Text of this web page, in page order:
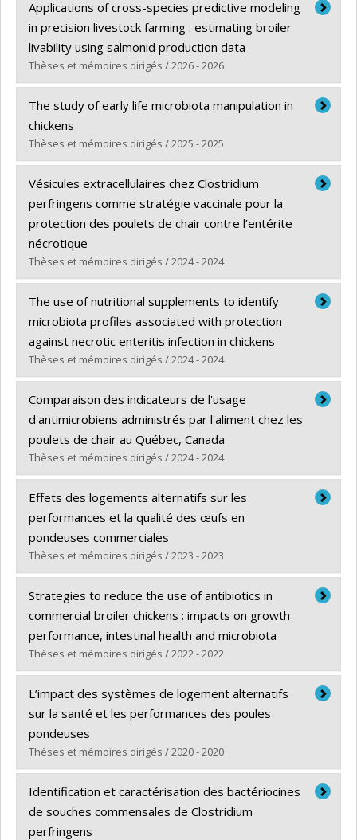
Graduate :Chicoine, Megan
Cycle :Master's
Grade : M. Sc.
Lien vers le document dans Papyrus
Applications of cross-species predictive modeling
in precision livestock farming : estimating broiler
livability using salmonid production data
Thèses et mémoires dirigés / 2026 - 2026
Graduate :Ghaffarzadeh Derakhshan, Rezwan
Cycle :Master's
Grade :M. Sc.
Lien vers le document dans Papyrus
The study of early life microbiota manipulation in
chickens
Thèses et mémoires dirigés / 2025 - 2025
Graduate :Franco Garcia, Laura
Cycle :Doctoral
Grade :Ph. D.
Lien vers le document dans Papyrus
Vésicules extracellulaires chez Clostridium
perfringens comme stratégie vaccinale pour la
protection des poulets de chair contre l’entérite
nécrotique
Thèses et mémoires dirigés / 2024 - 2024
Graduate :Guerrero Tinjaca, Laura Alejandra
Cycle :Master's
Grade : M. Sc.
Lien vers le document dans Papyrus
The use of nutritional supplements to identify
microbiota profiles associated with protection
against necrotic enteritis infection in chickens
Thèses et mémoires dirigés / 2024 - 2024
Graduate :Garbin Cappellaro, Laura
Cycle :Master's
Grade : M. Sc.
Lien vers le document dans Papyrus
Comparaison des indicateurs de l'usage
d'antimicrobiens administrés par l'aliment chez les
poulets de chair au Québec, Canada
Thèses et mémoires dirigés / 2024 - 2024
Graduate :Ahmat, Djibrine Nassir
Cycle :Master's
Grade :M. Sc.
Lien vers le document dans Papyrus
Effets des logements alternatifs sur les
performances et la qualité des œufs en
pondeuses commerciales
Thèses et mémoires dirigés / 2023 - 2023
Graduate :Marcos, Noémie
Cycle :Master's
Grade :M. Sc.
Lien vers le document dans Papyrus
Strategies to reduce the use of antibiotics in
commercial broiler chickens : impacts on growth
performance, intestinal health and microbiota
Thèses et mémoires dirigés / 2022 - 2022
Graduate :Parent, Eric
Cycle :Doctoral
Grade :Ph. D.
Lien vers le document dans Papyrus
L’impact des systèmes de logement alternatifs
sur la santé et les performances des poules
pondeuses
Thèses et mémoires dirigés / 2020 - 2020
Graduate :Denis, Éloïse
Cycle :Master's
Grade :M. Sc.
Identification et caractérisation des bactériocines
de souches commensales de Clostridium
perfringens